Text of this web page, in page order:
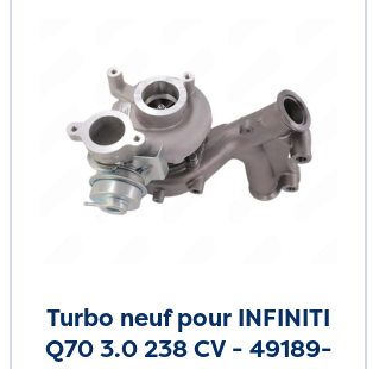
Turbo neuf pour INFINITI
Q70 3.0 238 CV - 49189-